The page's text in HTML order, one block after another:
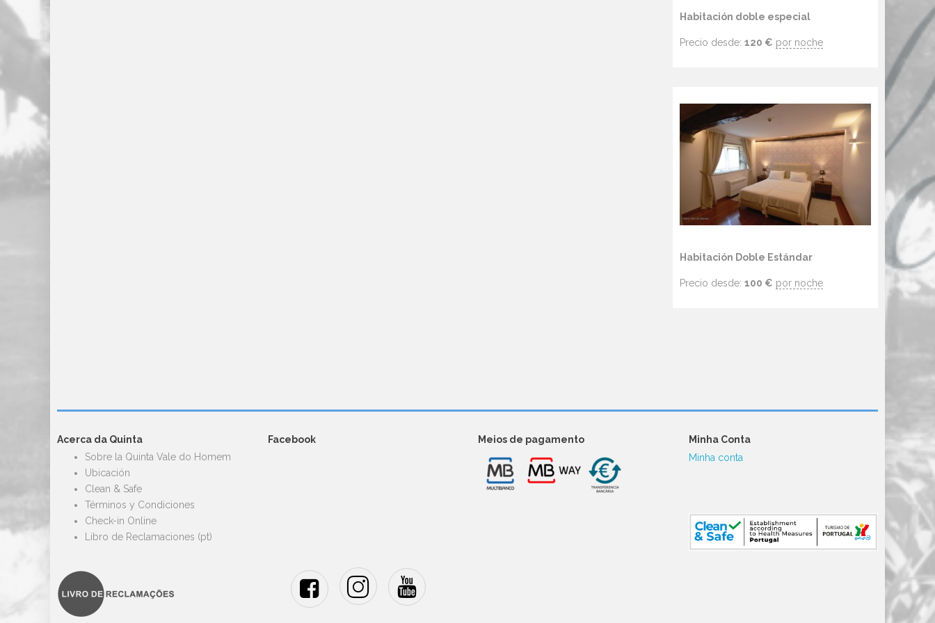
Habitación doble especial
Precio desde: 120 € por noche
Habitación Doble Estándar
Precio desde: 100 € por noche
Acerca da Quinta
Sobre la Quinta Vale do Homem
Ubicación
Clean & Safe
Términos y Condiciones
Check-in Online
Libro de Reclamaciones (pt)
Facebook Meios de pagamento
Minha Conta
Minha conta